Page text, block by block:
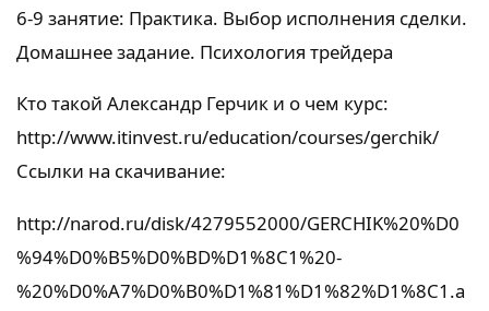
6-9 занятие: Практика. Выбор исполнения сделки.
Домашнее задание. Психология трейдера
Кто такой Александр Герчик и о чем курс:
http://www.itinvest.ru/education/courses/gerchik/
Ссылки на скачивание:
http://narod.ru/disk/4279552000/GERCHIK%20%D0
%94%D0%B5%D0%BD%D1%8C1%20-
%20%D0%A7%D0%B0%D1%81%D1%82%D1%8C1.a